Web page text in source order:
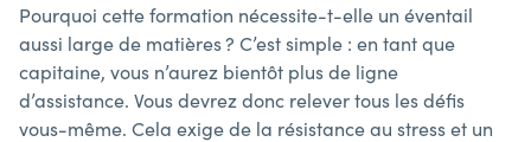
Pourquoi cette formation nécessite-t-elle un éventail
aussi large de matières ? C’est simple : en tant que
capitaine, vous n’aurez bientôt plus de ligne
d’assistance. Vous devrez donc relever tous les défis
vous-même. Cela exige de la résistance au stress et un